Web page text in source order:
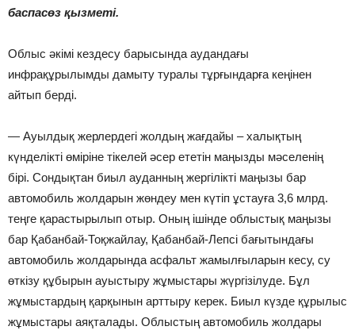
баспасөз қызметі.
Облыс әкімі кездесу барысында аудандағы
инфрақұрылымды дамыту туралы тұрғындарға кеңінен
айтып берді.
— Ауылдық жерлердегі жолдың жағдайы – халықтың
күнделікті өміріне тікелей әсер ететін маңызды мәселенің
бірі. Сондықтан биыл ауданның жергілікті маңызы бар
автомобиль жолдарын жөндеу мен күтіп ұстауға 3,6 млрд.
теңге қарастырылып отыр. Оның ішінде облыстық маңызы
бар Қабанбай-Тоқжайлау, Қабанбай-Лепсі бағытындағы
автомобиль жолдарында асфальт жамылғыларын кесу, су
өткізу құбырын ауыстыру жұмыстары жүргізілуде. Бұл
жұмыстардың қарқынын арттыру керек. Биыл күзде құрылыс
жұмыстары аяқталады. Облыстың автомобиль жолдары